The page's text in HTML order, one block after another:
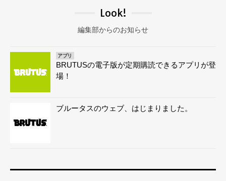
Look!
編集部からのお知らせ
アプリ
BRUTUSの電子版が定期購読できるアプリが登
場！
ブルータスのウェブ、はじまりました。